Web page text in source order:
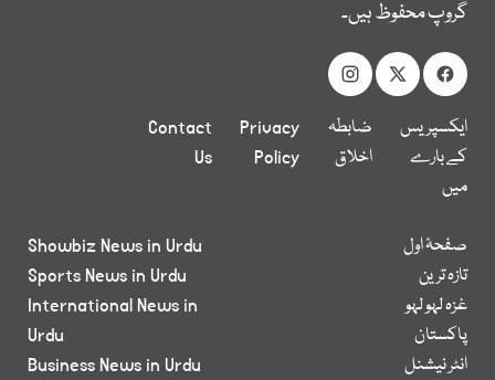
گروپ محفوظ ہیں۔
ایکسپریس
کے بارے
میں
ضابطہ
اخلاق
Privacy
Policy
Contact
Us
صفحۂ اول
تازہ ترین
غزہ لہو لہو
پاکستان
انٹر نیشنل
Showbiz News in Urdu
Sports News in Urdu
International News in
Urdu
Business News in Urdu